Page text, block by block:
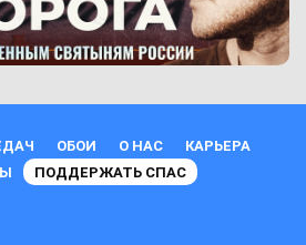
ОБОИ О НАС
КАРЬЕРА
ПОДДЕРЖАТЬ СПАС